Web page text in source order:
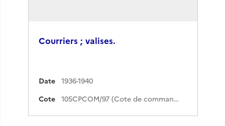
Courriers ; valises.
Date
1936-1940
Cote
105CPCOM/97 (Cote de commande)